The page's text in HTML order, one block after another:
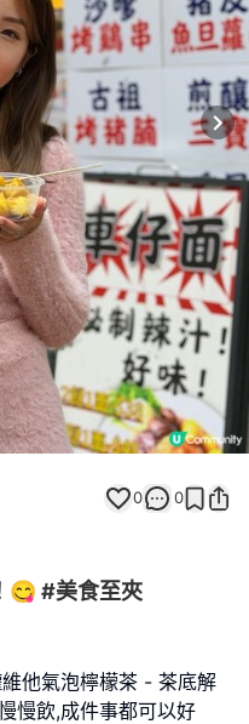
0 0
😋 #美食至夾
他氣泡檸檬茶 - 茶底解
慢飲,成件事都可以好